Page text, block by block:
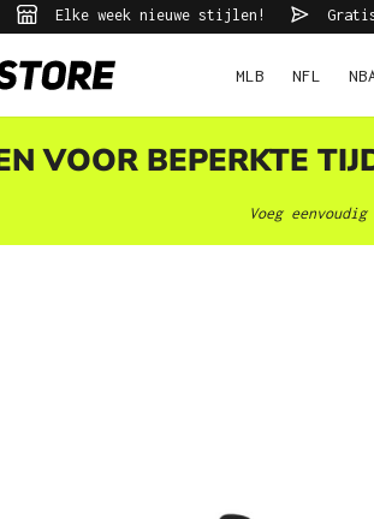
hoofdnavigatie
Elke week nieuwe stijlen!
MLB NFL
VOOR BEPERKTE
Voeg